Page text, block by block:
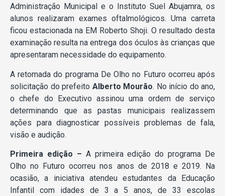
Administração Municipal e o Instituto Suel Abujamra, os
alunos realizaram exames oftalmológicos. Uma carreta
ficou estacionada na EM Roberto Shoji. O resultado desta
examinação resulta na entrega dos óculos às crianças que
apresentaram necessidade do equipamento.
A retomada do programa De Olho no Futuro ocorreu após
solicitação do prefeito Alberto Mourão. No início do ano,
o chefe do Executivo assinou uma ordem de serviço
determinando que as pastas municipais realizassem
ações para diagnosticar possíveis problemas de fala,
visão e audição.
Primeira edição – A primeira edição do programa De
Olho no Futuro ocorreu nos anos de 2018 e 2019. Na
ocasião, a iniciativa atendeu estudantes da Educação
Infantil com idades de 3 a 5 anos, de 33 escolas